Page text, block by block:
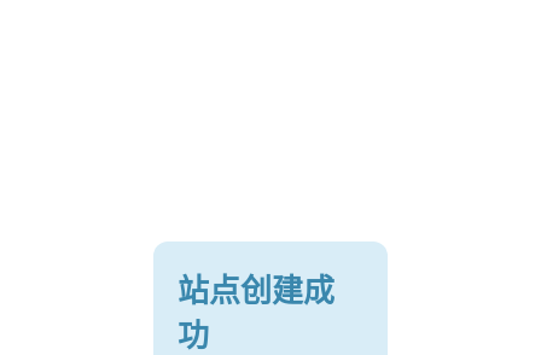
站点创建成
功